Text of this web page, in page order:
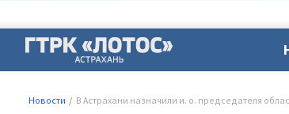
Новости В Астрахани назначили и. о. председателя